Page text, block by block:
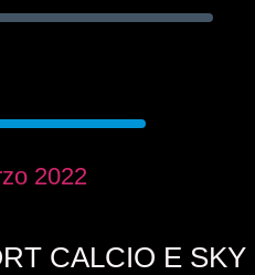
2022
CALCIO E